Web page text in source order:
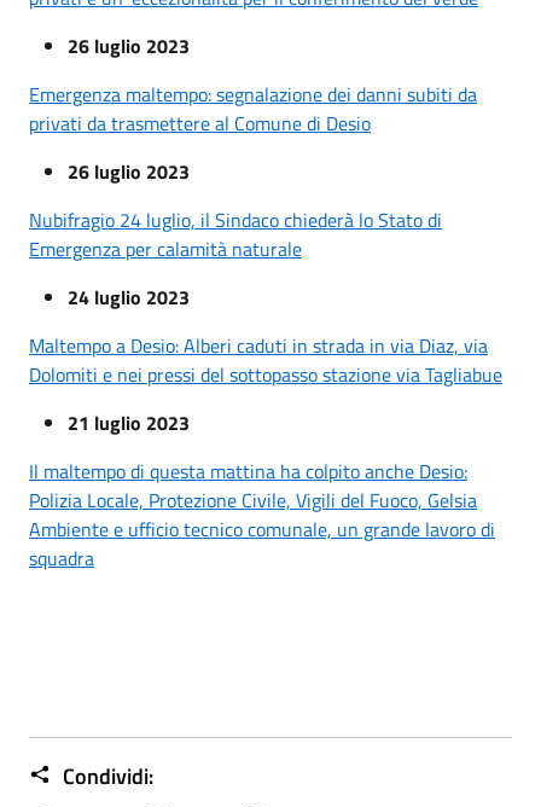
26 luglio 2023
Emergenza maltempo: segnalazione dei danni subiti da
privati da trasmettere al Comune di Desio
26 luglio 2023
Nubifragio 24 luglio, il Sindaco chiederà lo Stato di
Emergenza per calamità naturale
24 luglio 2023
Maltempo a Desio: Alberi caduti in strada in via Diaz, via
Dolomiti e nei pressi del sottopasso stazione via Tagliabue
21 luglio 2023
Il maltempo di questa mattina ha colpito anche Desio:
Polizia Locale, Protezione Civile, Vigili del Fuoco, Gelsia
Ambiente e ufficio tecnico comunale, un grande lavoro di
squadra
Condividi: